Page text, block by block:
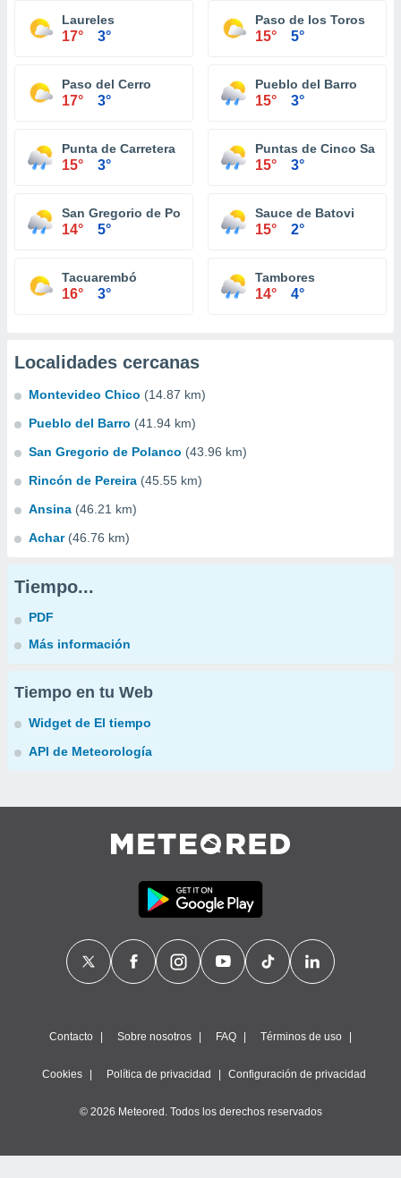
Laureles
17° 3°
Paso de los Toros
15° 5°
Paso del Cerro
17° 3°
Pueblo del Barro
15° 3°
Punta de Carretera
15° 3°
Puntas de Cinco
15° 3°
San Gregorio de Polanco
14° 5°
Sauce de Batovi
15° 2°
Tacuarembó
16° 3°
Tambores
14° 4°
Localidades cercanas
Montevideo Chico (14.87 km)
Pueblo del Barro (41.94 km)
San Gregorio de Polanco (43.96 km)
Rincón de Pereira (45.55 km)
Ansina (46.21 km)
Achar (46.76 km)
Tiempo...
PDF
Más información
Tiempo en tu Web
Widget de El tiempo
API de Meteorología
Contacto Sobre nosotros FAQ Términos de uso
Cookies Política de privacidad Configuración de privacidad
© 2026 Meteored. Todos los derechos reservados